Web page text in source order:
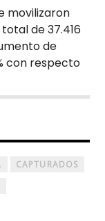
movilizaron
de 37.416
de
con respecto
CAPTURADOS